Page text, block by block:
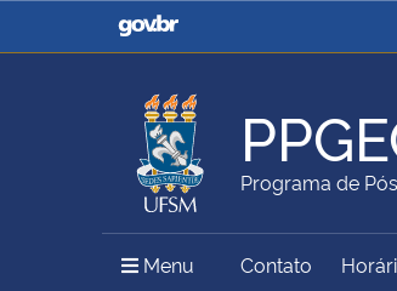
Casa Civil
Ministério da Agricultura,
Pecuária e Abastecimento
Ministério do Meio Ambiente
Programa de
Menu Menu Principal do
Contato